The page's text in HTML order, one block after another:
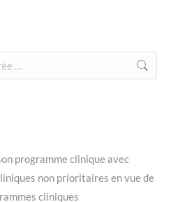
programme clinique avec
non prioritaires en vue de
cliniques